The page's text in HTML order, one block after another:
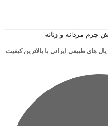
و زنانه
ایرانی با بالاترین کیفیت